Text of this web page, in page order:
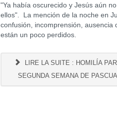
"Ya había oscurecido y Jesús aún
ellos". La mención de la noche en
confusión, incomprensión,
están un poco perdidos.
LIRE LA SUITE : HOMILÍA
SEGUNDA SEMANA DE